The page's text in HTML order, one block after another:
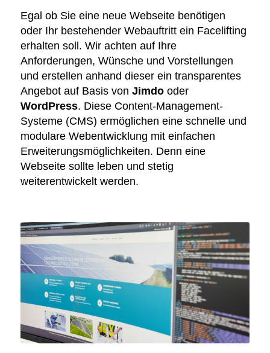
Egal ob Sie eine neue Webseite benötigen
oder Ihr bestehender Webauftritt ein Facelifting
erhalten soll. Wir achten auf Ihre
Anforderungen, Wünsche und Vorstellungen
und erstellen anhand dieser ein transparentes
Angebot auf Basis von Jimdooder
WordPress. Diese Content-Management-
Systeme (CMS) ermöglichen eine schnelle und
modulare Webentwicklung mit einfachen
Erweiterungsmöglichkeiten. Denn eine
Webseite sollte leben und stetig
weiterentwickelt werden.